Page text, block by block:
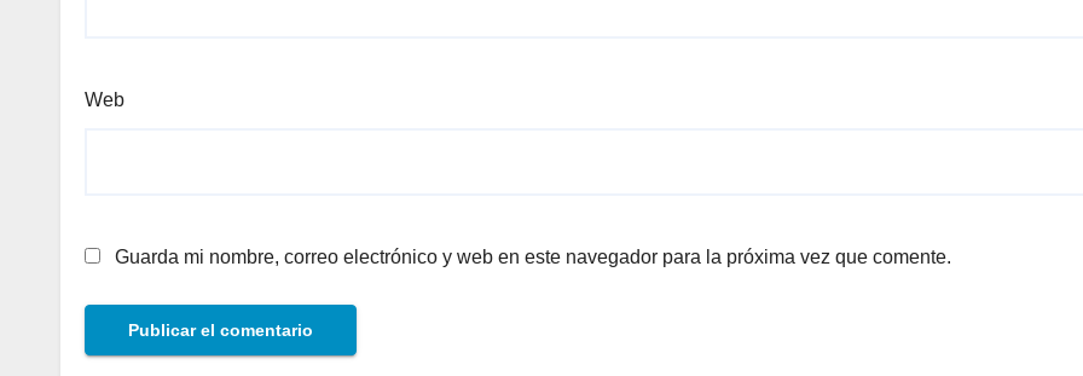
Web
Guarda mi nombre, correo electrónico y web en este navegador para la próxima vez que comente.